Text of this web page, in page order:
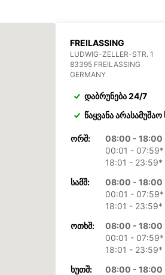
FREILASSING
LUDWIG-ZELLER-STR. 1
83395 FREILASSING
GERMANY
დაბრუნება 24/7
წაყვანა არასამუშაო
ᲝᲠᲨ:
08:00 - 18:00
00:01 - 07:59*
18:01 - 23:59*
ᲡᲐᲛᲨ:
08:00 - 18:00
00:01 - 07:59*
18:01 - 23:59*
ᲝᲗᲮᲨ:
08:00 - 18:00
00:01 - 07:59*
18:01 - 23:59*
ᲮᲣᲗᲨ:
08:00 - 18:00